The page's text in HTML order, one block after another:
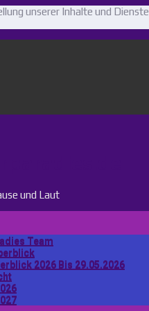
unserer Inhalte und
und Laut
Team
2026 Bis 29.05.2026